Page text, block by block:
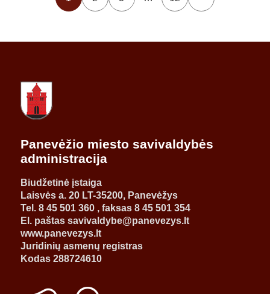
Panevėžio miesto savivaldybės
administracija
Biudžetinė įstaiga
Laisvės a. 20 LT-35200, Panevėžys
Tel. 8 45 501 360 , faksas 8 45 501 354
El. paštas savivaldybe@panevezys.lt
www.panevezys.lt
Juridinių asmenų registras
Kodas 288724610